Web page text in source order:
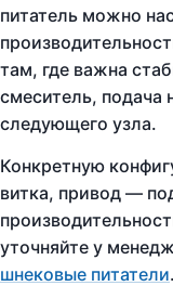
питатель можно
там, где важна
смеситель, подача
следующего узла.
Конкретную
витка, привод —
уточняйте у
шнековые питатели.